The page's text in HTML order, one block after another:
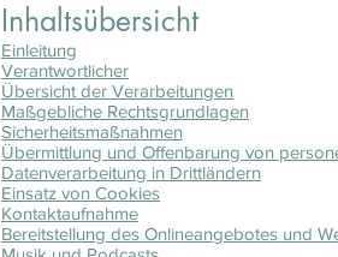
Inhaltsübersicht
Einleitung
Verantwortlicher
Übersicht der Verarbeitungen
Maßgebliche Rechtsgrundlagen
Sicherheitsmaßnahmen
Übermittlung und Offenbarung von
Datenverarbeitung in Drittländern
Einsatz von Cookies
Kontaktaufnahme
Bereitstellung des Onlineangebotes und